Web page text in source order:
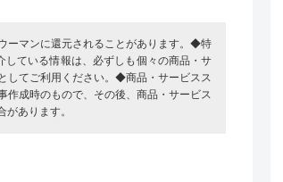
ーマンに還元されることがあります。◆特
ている情報は、必ずしも個々の商品・サ
してご利用ください。◆商品・サービスス
成時のもので、その後、商品・サービス
あります。